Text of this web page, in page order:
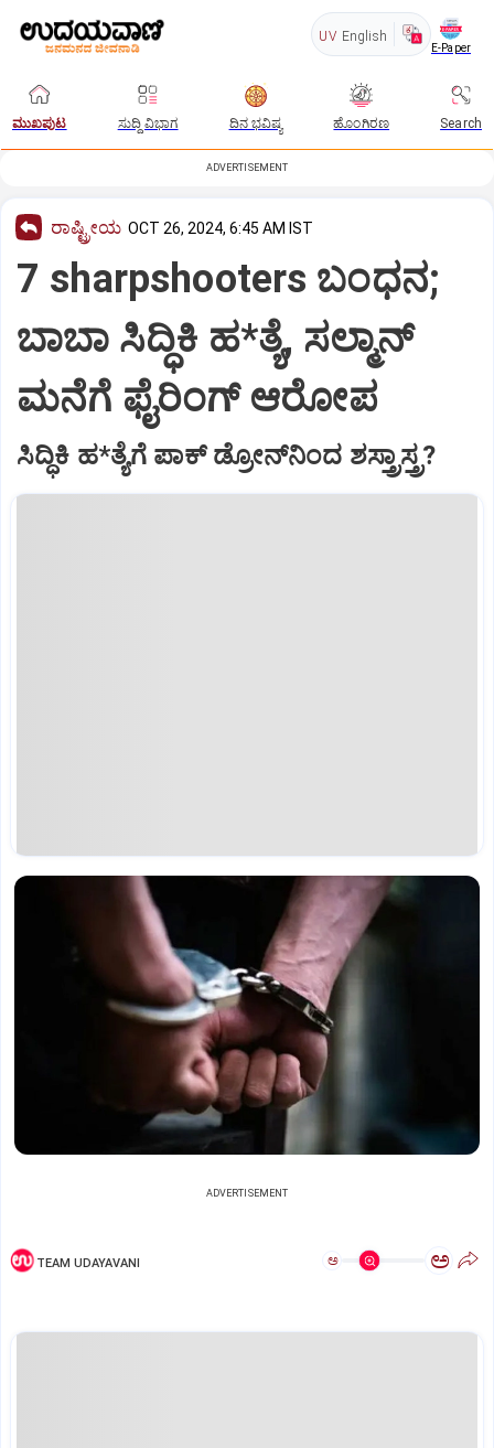
UV English
E-Paper
ಮುಖಪುಟ ಸುದ್ದಿ ವಿಭಾಗ ದಿನ ಭವಿಷ್ಯ ಹೊಂಗಿರಣ Search
ADVERTISEMENT
ರಾಷ್ಟ್ರೀಯ OCT 26, 2024, 6:45 AM IST
7 sharpshooters ಬಂಧನ;
ಬಾಬಾ ಸಿದ್ಧಿಕಿ ಹ*ತ್ಯೆ, ಸಲ್ಮಾನ್‌
ಮನೆಗೆ ಫೈರಿಂಗ್‌ ಆರೋಪ
ಸಿದ್ಧಿಕಿ ಹ*ತ್ಯೆಗೆ ಪಾಕ್‌ ಡ್ರೋನ್‌ನಿಂದ ಶಸ್ತ್ರಾಸ್ತ್ರ?
ADVERTISEMENT
TEAM UDAYAVANI ಅ ಅ